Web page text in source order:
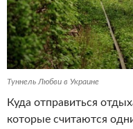
Туннель Любви в Украине
Куда отправиться
которые считаются